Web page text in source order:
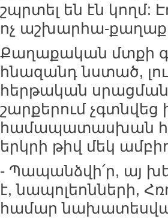
շպրտել են էն կողմ:
ոչ աշխարհա-
Քաղաքական մտքի
հնազանդ նստած,
հերթական սրացման
շարքերում չգտնվեց
համապատասխան
երկրի թիվ մեկ
- Պապանձվի՛ր, այ
է, նապոլեոնների,
համար